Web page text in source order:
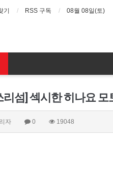
기 RSS 구독 08월 08일(토)
리섬] 섹시한 히나요
자 0 19048